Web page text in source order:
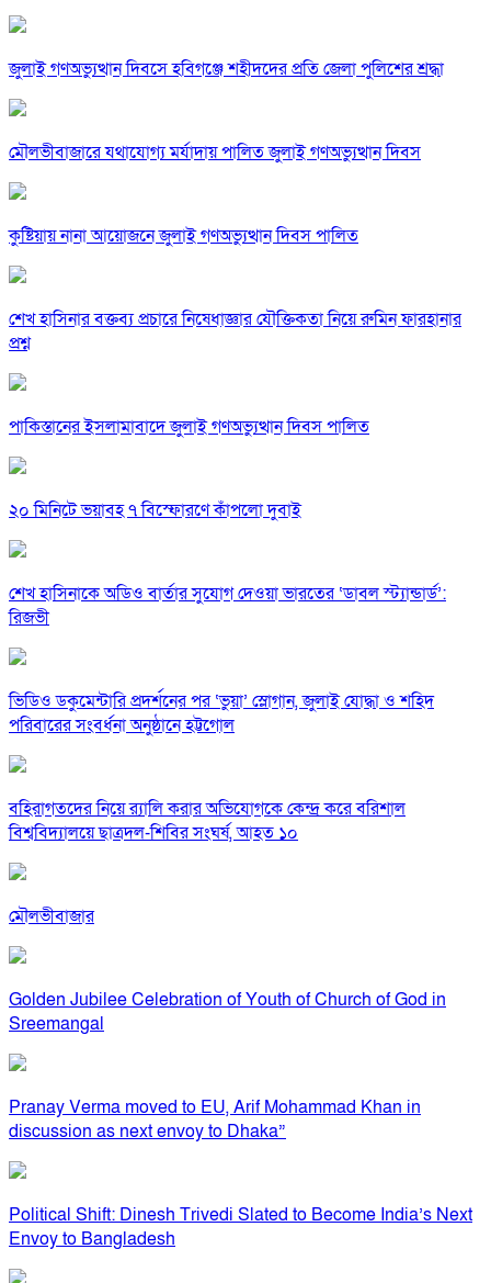
জুলাই গণঅভ্যুত্থান দিবসে হবিগঞ্জে শহীদদের প্রতি জেলা পুলিশের শ্রদ্ধা
মৌলভীবাজারে যথাযোগ্য মর্যাদায় পালিত জুলাই গণঅভ্যুত্থান দিবস
কুষ্টিয়ায় নানা আয়োজনে জুলাই গণঅভ্যুত্থান দিবস পালিত
শেখ হাসিনার বক্তব্য প্রচারে নিষেধাজ্ঞার যৌক্তিকতা নিয়ে রুমিন ফারহানার
প্রশ্ন
পাকিস্তানের ইসলামাবাদে জুলাই গণঅভ্যুত্থান দিবস পালিত
২০ মিনিটে ভয়াবহ ৭ বিস্ফোরণে কাঁপলো দুবাই
শেখ হাসিনাকে অডিও বার্তার সুযোগ দেওয়া ভারতের ‘ডাবল স্ট্যান্ডার্ড’:
রিজভী
ভিডিও ডকুমেন্টারি প্রদর্শনের পর ‘ভুয়া’ স্লোগান, জুলাই যোদ্ধা ও শহিদ
পরিবারের সংবর্ধনা অনুষ্ঠানে হট্টগোল
বহিরাগতদের নিয়ে র‍্যালি করার অভিযোগকে কেন্দ্র করে বরিশাল
বিশ্ববিদ্যালয়ে ছাত্রদল-শিবির সংঘর্ষ, আহত ১০
মৌলভীবাজার
Golden Jubilee Celebration of Youth of Church of God in
Sreemangal
Pranay Verma moved to EU, Arif Mohammad Khan in
discussion as next envoy to Dhaka”
Political Shift: Dinesh Trivedi Slated to Become India’s Next
Envoy to Bangladesh